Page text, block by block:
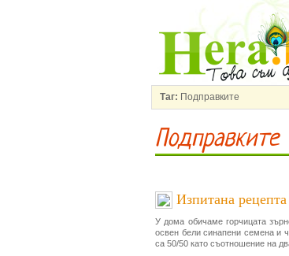
Таг: Подправките
Подправките
Изпитана
У дома обичаме горчицата
освен бели синапени семена и
са 50/50 като съотношение на